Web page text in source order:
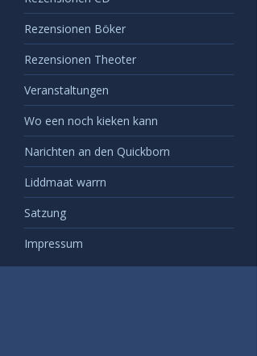
Rezensionen Böker
Rezensionen Theoter
Veranstaltungen
Wo een noch kieken kann
Narichten an den Quickborn
Liddmaat warrn
Satzung
Impressum